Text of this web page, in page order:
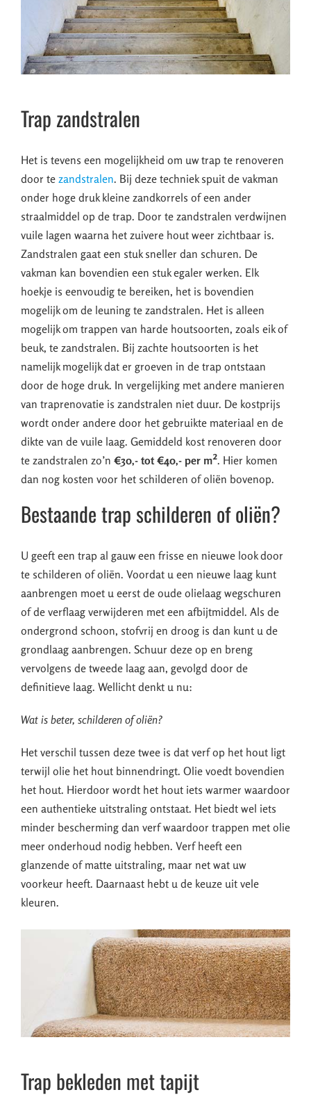
Trap zandstralen
Het is tevens een mogelijkheid om uw trap te renoveren
door te zandstralen. Bij deze techniek spuit de vakman
onder hoge druk kleine zandkorrels of een ander
straalmiddel op de trap. Door te zandstralen verdwijnen
vuile lagen waarna het zuivere hout weer zichtbaar is.
Zandstralen gaat een stuk sneller dan schuren. De
vakman kan bovendien een stuk egaler werken. Elk
hoekje is eenvoudig te bereiken, het is bovendien
mogelijk om de leuning te zandstralen. Het is alleen
mogelijk om trappen van harde houtsoorten, zoals eik of
beuk, te zandstralen. Bij zachte houtsoorten is het
namelijk mogelijk dat er groeven in de trap ontstaan
door de hoge druk. In vergelijking met andere manieren
van traprenovatie is zandstralen niet duur. De kostprijs
wordt onder andere door het gebruikte materiaal en de
dikte van de vuile laag. Gemiddeld kost renoveren door
te zandstralen zo’n €30,- tot €40,- per m². Hier komen
dan nog kosten voor het schilderen of oliën bovenop.
Bestaande trap schilderen of oliën?
U geeft een trap al gauw een frisse en nieuwe look door
te schilderen of oliën. Voordat u een nieuwe laag kunt
aanbrengen moet u eerst de oude olielaag wegschuren
of de verflaag verwijderen met een afbijtmiddel. Als de
ondergrond schoon, stofvrij en droog is dan kunt u de
grondlaag aanbrengen. Schuur deze op en breng
vervolgens de tweede laag aan, gevolgd door de
definitieve laag. Wellicht denkt u nu:
Wat is beter, schilderen of oliën?
Het verschil tussen deze twee is dat verf op het hout ligt
terwijl olie het hout binnendringt. Olie voedt bovendien
het hout. Hierdoor wordt het hout iets warmer waardoor
een authentieke uitstraling ontstaat. Het biedt wel iets
minder bescherming dan verf waardoor trappen met olie
meer onderhoud nodig hebben. Verf heeft een
glanzende of matte uitstraling, maar net wat uw
voorkeur heeft. Daarnaast hebt u de keuze uit vele
kleuren.
Trap bekleden met tapijt